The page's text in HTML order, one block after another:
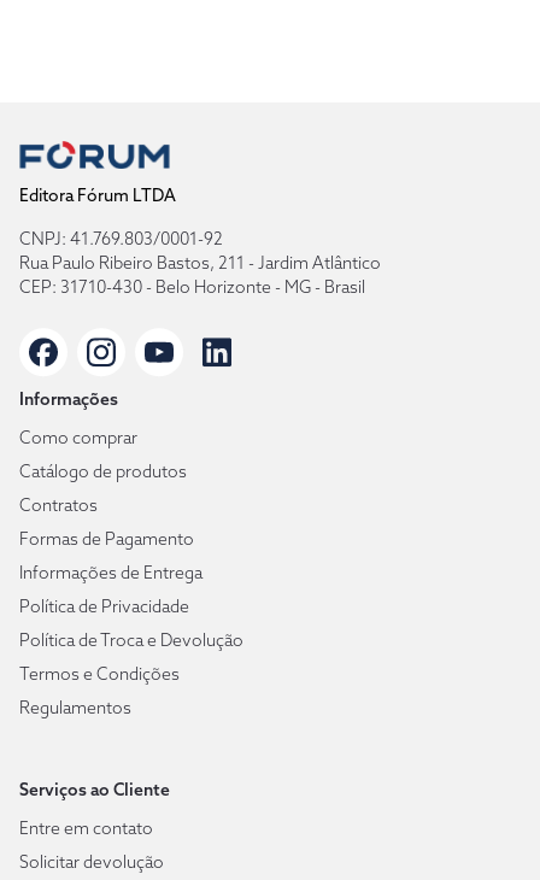
Editora Fórum LTDA
CNPJ: 41.769.803/0001-92
Rua Paulo Ribeiro Bastos, 211 - Jardim Atlântico
CEP: 31710-430 - Belo Horizonte - MG - Brasil
Informações
Como comprar
Catálogo de produtos
Contratos
Formas de Pagamento
Informações de Entrega
Política de Privacidade
Política de Troca e Devolução
Termos e Condições
Regulamentos
Serviços ao Cliente
Entre em contato
Solicitar devolução